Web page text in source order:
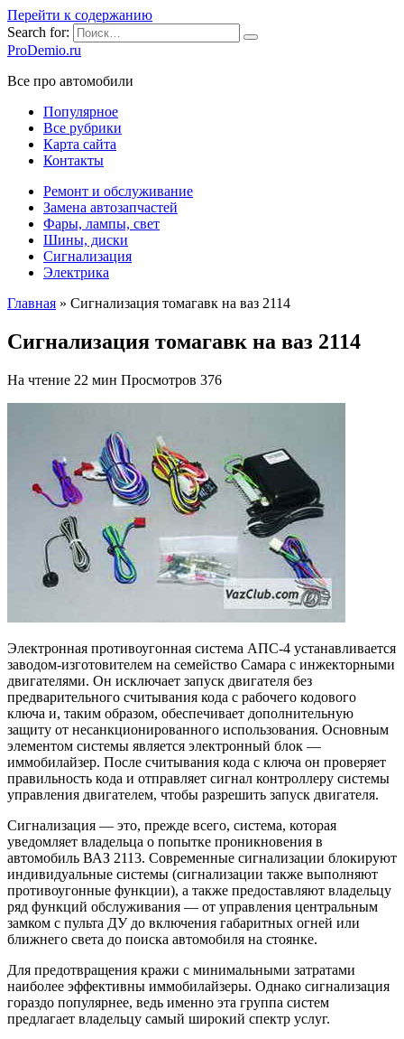
Перейти к содержанию
Search for:
ProDemio.ru
Все про автомобили
Популярное
Все рубрики
Карта сайта
Контакты
Ремонт и обслуживание
Замена автозапчастей
Фары, лампы, свет
Шины, диски
Сигнализация
Электрика
Главная » Сигнализация томагавк на ваз 2114
Сигнализация томагавк на ваз 2114
На чтение 22 мин Просмотров 376
Электронная противоугонная система АПС-4 устанавливается
заводом-изготовителем на семейство Самара с инжекторными
двигателями. Он исключает запуск двигателя без
предварительного считывания кода с рабочего кодового
ключа и, таким образом, обеспечивает дополнительную
защиту от несанкционированного использования. Основным
элементом системы является электронный блок —
иммобилайзер. После считывания кода с ключа он проверяет
правильность кода и отправляет сигнал контроллеру системы
управления двигателем, чтобы разрешить запуск двигателя.
Сигнализация — это, прежде всего, система, которая
уведомляет владельца о попытке проникновения в
автомобиль ВАЗ 2113. Современные сигнализации блокируют
индивидуальные системы (сигнализации также выполняют
противоугонные функции), а также предоставляют владельцу
ряд функций обслуживания — от управления центральным
замком с пульта ДУ до включения габаритных огней или
ближнего света до поиска автомобиля на стоянке.
Для предотвращения кражи с минимальными затратами
наиболее эффективны иммобилайзеры. Однако сигнализация
гораздо популярнее, ведь именно эта группа систем
предлагает владельцу самый широкий спектр услуг.